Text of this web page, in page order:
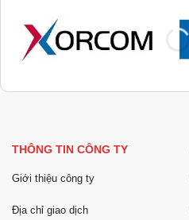
THÔNG TIN CÔNG TY
Giới thiệu công ty
Địa chỉ giao dịch